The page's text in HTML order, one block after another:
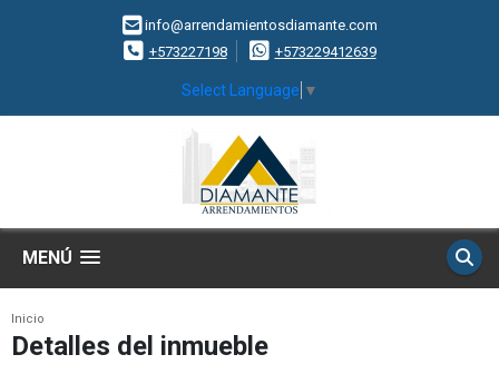
info@arrendamientosdiamante.com
+573227198
+573229412639
Select Language ▼
MENÚ
Inicio
Detalles del inmueble